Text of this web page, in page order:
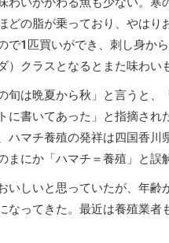
どの脂が乗っており、やは
で1匹買いができ、刺し身か
）クラスとなるとまた味わい
旬は晩夏から秋」と言うと
に書いてあった」と指摘さ
ハマチ養殖の発祥は四国香
まにか「ハマチ＝養殖」と誤
いしいと思っていたが、年齢
なってきた。最近は養殖業者